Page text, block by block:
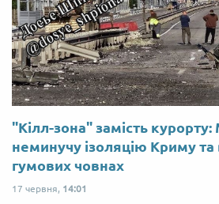
"Кілл-зона" замість
неминучу ізоляцію Криму та
гумових човнах
17 червня, 14:01